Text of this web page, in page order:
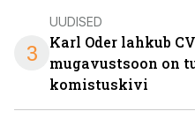
3
UUDISED
Karl Oder lahkub
mugavustsoon on
komistuskivi